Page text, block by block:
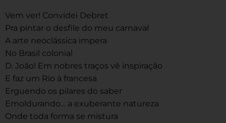
Vem ver! Convidei Debret
Pra pintar o desfile do meu carnaval
A arte neoclássica impera
No Brasil colonial
D. João! Em nobres traços vê inspiração
E faz um Rio à francesa
Erguendo os pilares do saber
Emoldurando… a exuberante natureza
Onde toda forma se mistura